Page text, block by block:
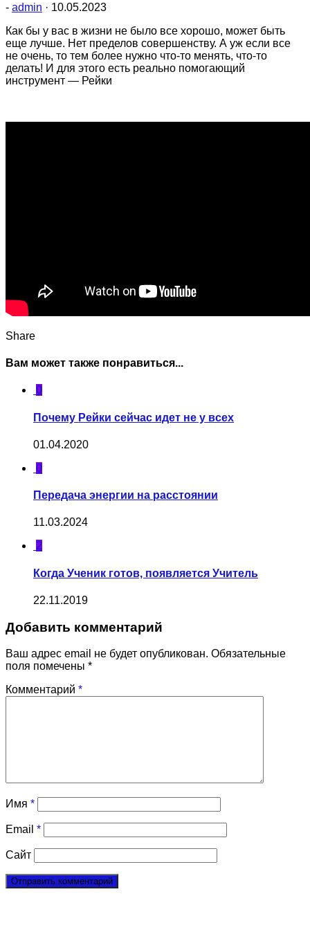
- admin · 10.05.2023
Как бы у вас в жизни не было все хорошо, может быть
еще лучше. Нет пределов совершенству. А уж если все
не очень, то тем более нужно что-то менять, что-то
делать! И для этого есть реально помогающий
инструмент — Рейки
Share
Вам может также понравиться...
0
Почему Рейки сейчас идет не у всех
01.04.2020
0
Передача энергии на расстоянии
11.03.2024
2
Когда Ученик готов, появляется Учитель
22.11.2019
Добавить комментарий
Ваш адрес email не будет опубликован. Обязательные
поля помечены *
Комментарий *
Имя *
Email *
Сайт